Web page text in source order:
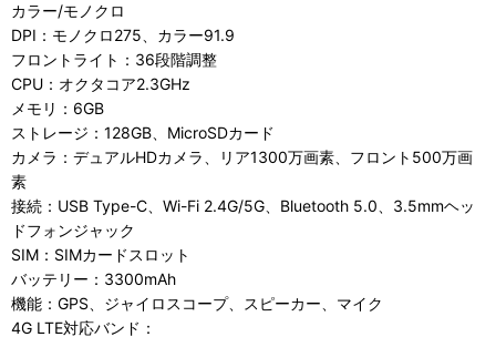
カラー/モノクロ
DPI：モノクロ275、カラー91.9
フロントライト：36段階調整
CPU：オクタコア2.3GHz
メモリ：6GB
ストレージ：128GB、MicroSDカード
カメラ：デュアルHDカメラ、リア1300万画素、フロント500万画
素
接続：USB Type-C、Wi-Fi 2.4G/5G、Bluetooth 5.0、3.5mmヘッ
ドフォンジャック
SIM：SIMカードスロット
バッテリー：3300mAh
機能：GPS、ジャイロスコープ、スピーカー、マイク
4G LTE対応バンド：